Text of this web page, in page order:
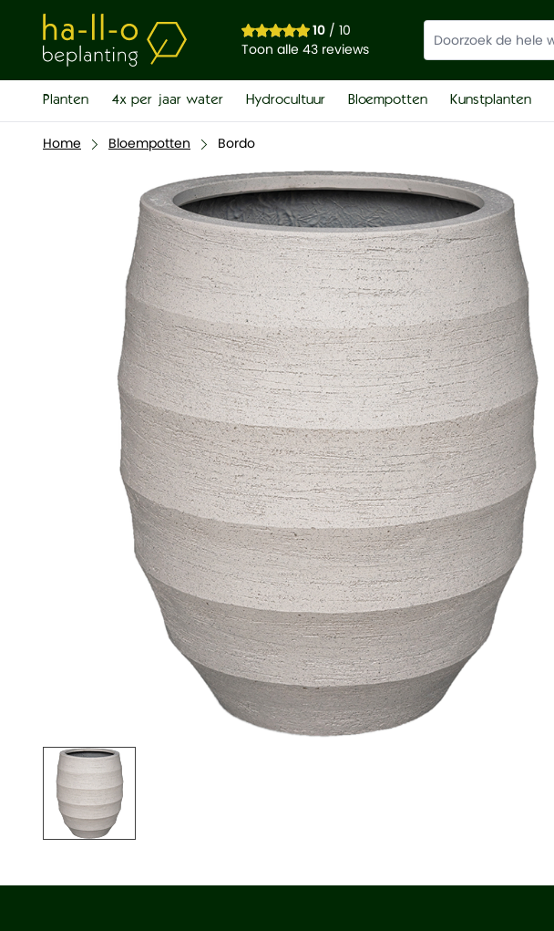
10/ 10
Toon alle 43 reviews
Planten 4x per jaar water Hydrocultuur Bloempotten Kunstplanten
Home Bloempotten Bordo
Bordo
€ 326,00